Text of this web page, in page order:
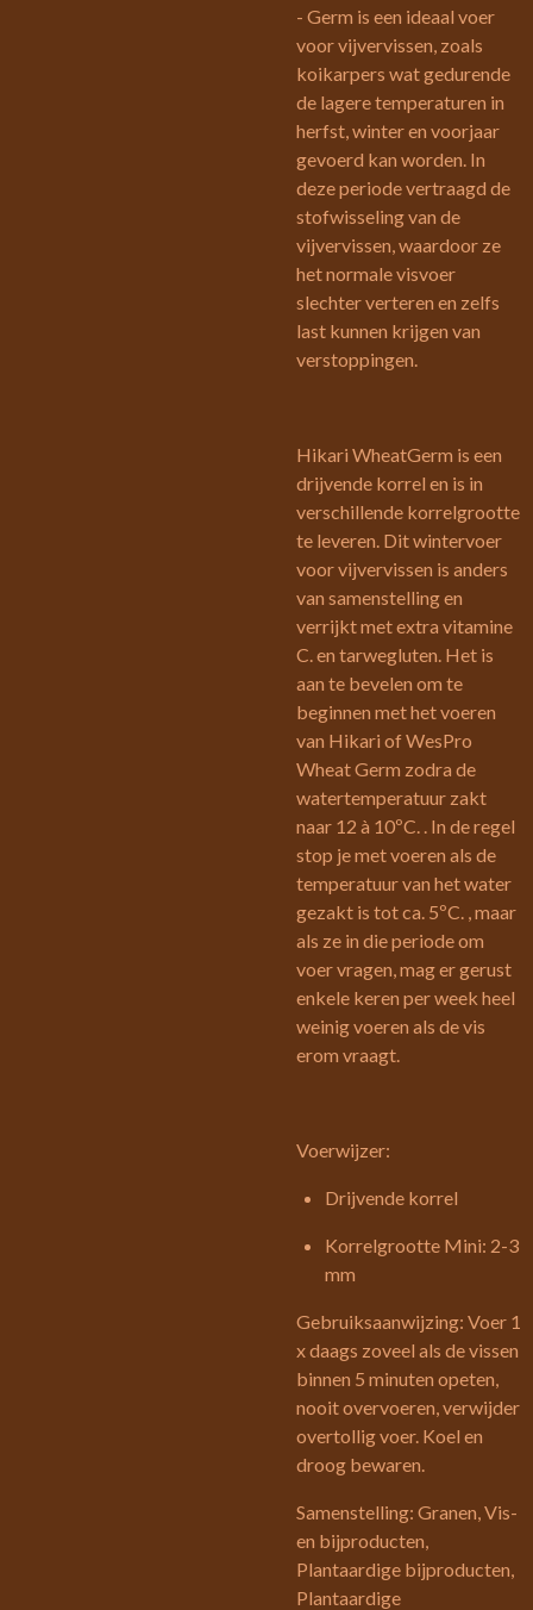
- Germ is een ideaal voer
voor vijvervissen, zoals
koikarpers wat gedurende
de lagere temperaturen in
herfst, winter en voorjaar
gevoerd kan worden. In
deze periode vertraagd de
stofwisseling van de
vijvervissen, waardoor ze
het normale visvoer
slechter verteren en zelfs
last kunnen krijgen van
verstoppingen.
Hikari WheatGerm is een
drijvende korrel en is in
verschillende korrelgrootte
te leveren. Dit wintervoer
voor vijvervissen is anders
van samenstelling en
verrijkt met extra vitamine
C. en tarwegluten. Het is
aan te bevelen om te
beginnen met het voeren
van Hikari of WesPro
Wheat Germ zodra de
watertemperatuur zakt
naar 12 à 10ºC. . In de regel
stop je met voeren als de
temperatuur van het water
gezakt is tot ca. 5ºC. , maar
als ze in die periode om
voer vragen, mag er gerust
enkele keren per week heel
weinig voeren als de vis
erom vraagt.
Voerwijzer:
Drijvende korrel
Korrelgrootte Mini: 2-3
mm
Gebruiksaanwijzing: Voer 1
x daags zoveel als de vissen
binnen 5 minuten opeten,
nooit overvoeren, verwijder
overtollig voer. Koel en
droog bewaren.
Samenstelling: Granen, Vis-
en bijproducten,
Plantaardige bijproducten,
Plantaardige